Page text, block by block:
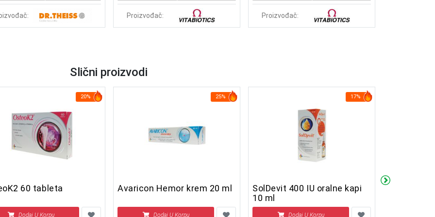
Proizvođač: Proizvođač:
Slični proizvodi
20%
60 tableta
Dodaj U Korpu
25%
Avaricon Hemor krem 20 ml
Dodaj U Korpu
17%
SolDevit 400 IU oralne kapi
10 ml
Dodaj U Korpu